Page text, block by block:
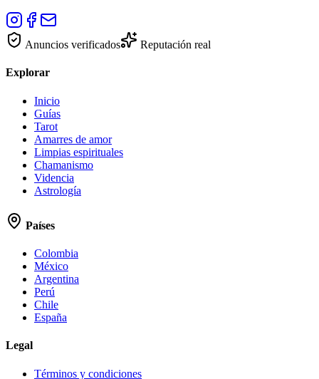
Anuncios verificados Reputación real
Explorar
Inicio
Guías
Tarot
Amarres de amor
Limpias espirituales
Chamanismo
Videncia
Astrología
Países
Colombia
México
Argentina
Perú
Chile
España
Legal
Términos y condiciones